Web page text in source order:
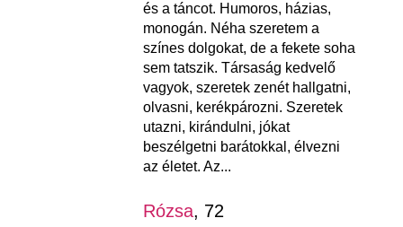
és a táncot. Humoros, házias,
monogán. Néha szeretem a
színes dolgokat, de a fekete soha
sem tatszik. Társaság kedvelő
vagyok, szeretek zenét hallgatni,
olvasni, kerékpározni. Szeretek
utazni, kirándulni, jókat
beszélgetni barátokkal, élvezni
az életet. Az...
Rózsa, 72